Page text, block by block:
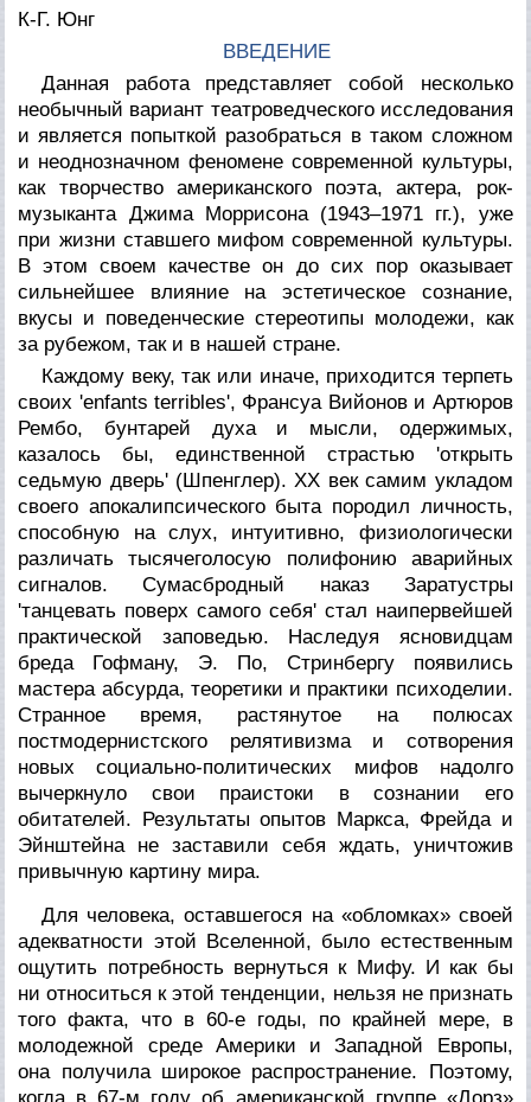
К-Г. Юнг
ВВЕДЕНИЕ
Данная работа представляет собой несколько
необычный вариант театроведческого исследования
и является попыткой разобраться в таком сложном
и неоднозначном феномене современной культуры,
как творчество американского поэта, актера, рок-
музыканта Джима Моррисона (1943–1971 гг.), уже
при жизни ставшего мифом современной культуры.
В этом своем качестве он до сих пор оказывает
сильнейшее влияние на эстетическое сознание,
вкусы и поведенческие стереотипы молодежи, как
за рубежом, так и в нашей стране.
Каждому веку, так или иначе, приходится терпеть
своих 'enfants terribles', Франсуа Вийонов и Артюров
Рембо, бунтарей духа и мысли, одержимых,
казалось бы, единственной страстью 'открыть
седьмую дверь' (Шпенглер). ХХ век самим укладом
своего апокалипсического быта породил личность,
способную на слух, интуитивно, физиологически
различать тысячеголосую полифонию аварийных
сигналов. Сумасбродный наказ Заратустры
'танцевать поверх самого себя' стал наипервейшей
практической заповедью. Наследуя ясновидцам
бреда Гофману, Э. По, Стринбергу появились
мастера абсурда, теоретики и практики психоделии.
Странное время, растянутое на полюсах
постмодернистского релятивизма и сотворения
новых социально-политических мифов надолго
вычеркнуло свои праистоки в сознании его
обитателей. Результаты опытов Маркса, Фрейда и
Эйнштейна не заставили себя ждать, уничтожив
привычную картину мира.
Для человека, оставшегося на «обломках» своей
адекватности этой Вселенной, было естественным
ощутить потребность вернуться к Мифу. И как бы
ни относиться к этой тенденции, нельзя не признать
того факта, что в 60-е годы, по крайней мере, в
молодежной среде Америки и Западной Европы,
она получила широкое распространение. Поэтому,